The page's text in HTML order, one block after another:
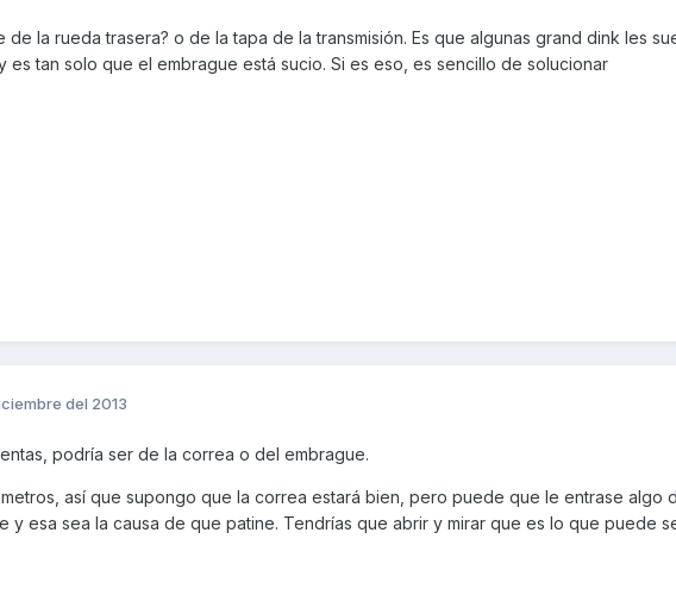
de la rueda trasera? o de la tapa de la transmisión. Es que algunas grand dink les
es tan solo que el embrague está sucio. Si es eso, es sencillo de solucionar
del 2013
podría ser de la correa o del embrague.
así que supongo que la correa estará bien, pero puede que le entrase algo
y esa sea la causa de que patine. Tendrías que abrir y mirar que es lo que puede